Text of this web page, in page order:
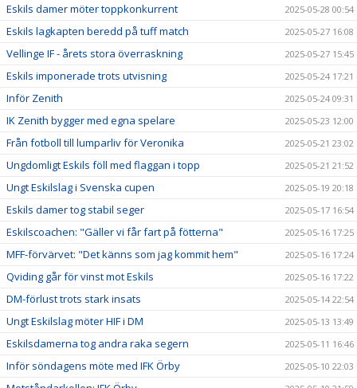
Eskils damer möter toppkonkurrent 2025-05-28 00:54
Eskils lagkapten beredd på tuff match 2025-05-27 16:08
Vellinge IF - årets stora överraskning 2025-05-27 15:45
Eskils imponerade trots utvisning 2025-05-24 17:21
Inför Zenith 2025-05-24 09:31
IK Zenith bygger med egna spelare 2025-05-23 12:00
Från fotboll till lumparliv för Veronika 2025-05-21 23:02
Ungdomligt Eskils föll med flaggan i topp 2025-05-21 21:52
Ungt Eskilslag i Svenska cupen 2025-05-19 20:18
Eskils damer tog stabil seger 2025-05-17 16:54
Eskilscoachen: "Gäller vi får fart på fötterna" 2025-05-16 17:25
MFF-förvärvet: "Det känns som jag kommit hem" 2025-05-16 17:24
Qviding går för vinst mot Eskils 2025-05-16 17:22
DM-förlust trots stark insats 2025-05-14 22:54
Ungt Eskilslag möter HIF i DM 2025-05-13 13:49
Eskilsdamerna tog andra raka segern 2025-05-11 16:46
Inför söndagens möte med IFK Örby 2025-05-10 22:03